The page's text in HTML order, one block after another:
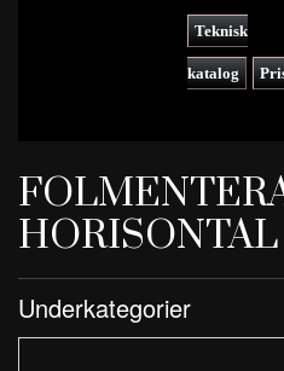
Teknisk
katalog
HORISONTAL
Underkategorier